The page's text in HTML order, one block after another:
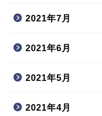
2021年7月
2021年6月
2021年5月
2021年4月